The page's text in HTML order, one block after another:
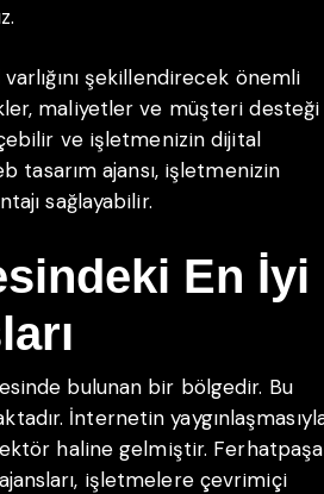
şekillendirecek önemli
maliyetler ve müşteri desteği
ve işletmenizin dijital
tasarım ajansı, işletmenizin
sağlayabilir.
En İyi
bulunan bir bölgedir. Bu
İnternetin
haline gelmiştir. Ferhatpaşa
işletmelere çevrimiçi